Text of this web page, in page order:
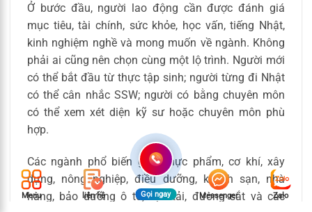
Ở bước đầu, người lao động cần được đánh giá
mục tiêu, tài chính, sức khỏe, học vấn, tiếng Nhật,
kinh nghiệm nghề và mong muốn về ngành. Không
phải ai cũng nên chọn cùng một lộ trình. Người mới
có thể bắt đầu từ thực tập sinh; người từng đi Nhật
có thể cân nhắc SSW; người có bằng chuyên môn
có thể xem xét diện kỹ sư hoặc chuyên môn phù
hợp.
Các ngành phổ biến gồm thực phẩm, cơ khí, xây
dựng, nông nghiệp, điều dưỡng, khách sạn, nhà
hàng, bảo dưỡng ô tô, vận tải, đường sắt và các
Menu liên hệ Gọi ngay Messenger Zalo